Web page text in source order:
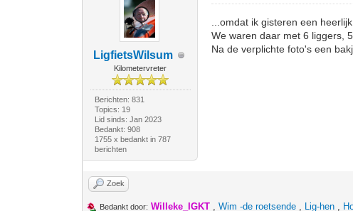
LigfietsWilsum
Kilometervreter
Berichten: 831
Topics: 19
Lid sinds: Jan 2023
Bedankt: 908
1755 x bedankt in 787
berichten
...omdat ik gisteren een
We waren daar met 6 liggers,
Na de verplichte foto's een
Zoek
Bedankt door: Willeke_IGKT ,Wim -de roetsende , Lig-hen ,